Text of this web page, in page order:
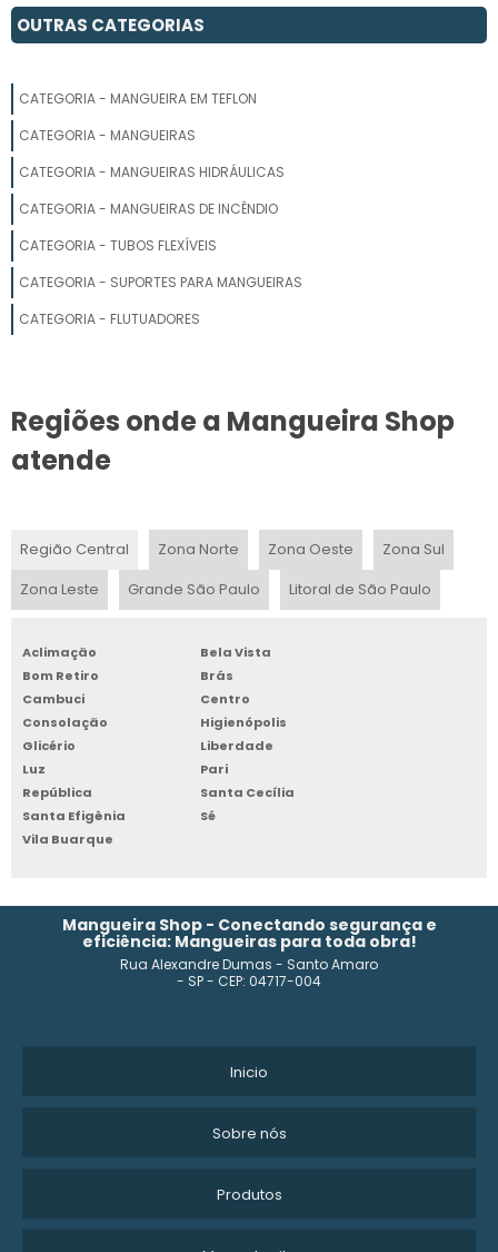
MANGUEIRA DE INCÊNDIO 30 METROS PREÇO
MANGUEIRA DE INCÊNDIO TIPO 2
MANGUEIRA DE BOMBEIRO
MANGUEIRA DE INCÊNDIO TIPO 3
MANGUEIRA DE INCÊNDIO TIPO 5
MANGUEIRA DE INCÊNDIO
MANGUEIRA INCENDIO TIPO 2 PREÇO
PREÇO DE MANGUEIRA DE INCÊNDIO
OUTRAS CATEGORIAS
CATEGORIA - MANGUEIRA EM TEFLON
CATEGORIA - MANGUEIRAS
CATEGORIA - MANGUEIRAS HIDRÁULICAS
CATEGORIA - MANGUEIRAS DE INCÊNDIO
CATEGORIA - TUBOS FLEXÍVEIS
CATEGORIA - SUPORTES PARA MANGUEIRAS
CATEGORIA - FLUTUADORES
Regiões onde a Mangueira Shop
atende
Região Central Zona Norte Zona Oeste
Zona Sul
Zona Leste
Grande São Paulo Litoral de São Paulo
Aclimação
Bela Vista
Bom Retiro
Brás
Cambuci
Centro
Consolação
Higienópolis
Glicério
Liberdade
Luz
Pari
República
Santa Cecília
Santa Efigênia
Sé
Vila Buarque
Mangueira Shop - Conectando segurança e
eficiência: Mangueiras para toda obra!
Rua Alexandre Dumas - Santo Amaro
- SP - CEP: 04717-004
Inicio
Sobre nós
Produtos